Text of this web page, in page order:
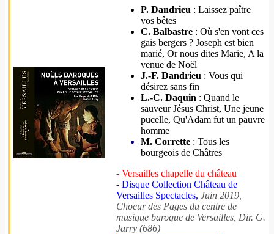
P. Dandrieu : Laissez paître
vos bêtes
C. Balbastre : Où s'en vont ces
gais bergers ? Joseph est bien
marié, Or nous dites Marie, A la
venue de Noël
J.-F. Dandrieu : Vous qui
désirez sans fin
L.-C. Daquin : Quand le
sauveur Jésus Christ, Une jeune
pucelle, Qu'Adam fut un pauvre
homme
M. Corrette : Tous les
bourgeois de Châtres
- Versailles chapelle du château
- Disque Collection Château de
Versailles Spectacles, Juin 2019,
Choeur des Pages du centre de
musique baroque de Versailles, Dir. G.
Jarry (686)